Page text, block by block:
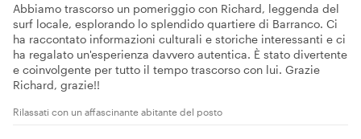
Abbiamo trascorso un pomeriggio con Richard, leggenda del
surf locale, esplorando lo splendido quartiere di Barranco. Ci
ha raccontato informazioni culturali e storiche interessanti e ci
ha regalato un'esperienza davvero autentica. È stato divertente
e coinvolgente per tutto il tempo trascorso con lui. Grazie
Richard, grazie!!
Rilassati con un affascinante abitante del posto